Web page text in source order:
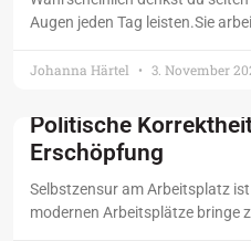
Augen jeden Tag leisten.Sie
Johanna Härtel 3. November
Politische
Erschöpfung
Selbstzensur am Arbeitsplatz
modernen Arbeitsplätze bringe